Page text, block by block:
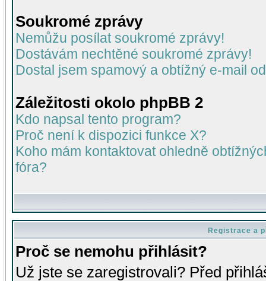
Soukromé zprávy
Nemůžu posílat soukromé zprávy!
Dostávám nechtěné soukromé zprávy!
Dostal jsem spamový a obtížný e-mail
Záležitosti okolo phpBB 2
Kdo napsal tento program?
Proč není k dispozici funkce X?
Koho mám kontaktovat ohledně
fóra?
Registrace a
Proč se nemohu přihlásit?
Už jste se zaregistrovali? Před